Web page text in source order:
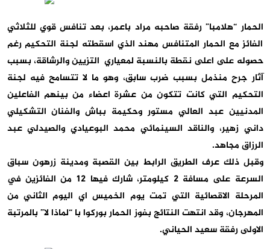
الحمار “هلامبا” رفقة صاحبه مراد باعمر، بعد تنافس قوي للثلاثي
الفائز مع الحمار المتنافس مهند الذي اسقطته لجنة التحكيم رغم
حصوله على اعلى نقطة بالنسبة لمعياري التزيين والرشاقة، بسبب
آثار جرح منذمل بسبب ضرب سابق، وهو ما لا تتسامح فيه لجنة
التحكيم التي كانت تتكون من عشرة اعضاء من بينهم الفاعلين
المدنيين عبد العالي مستور وحكيمة بباش والفنان التشكيلي
داني زهير، والناقد السينمائي محمد البوعيادي والصيدلي عبد
الرزاق مجاهد.
وقبل ذلك عرف الطريق الرابط بين القصبة ومدينة زرهون سباق
السرعة على مسافة 2 كيلومتر، شارك فيها 12 من الفائزين في
المرحلة الاقصائية التي تمت يوم الخميس اي اليوم الثاني من
المهرجان، وقد انتهت النتائج بفوز الحمار بوركوا با “لماذا لا” بالمرتبة
الاولى رفقة سعيد الحياني.